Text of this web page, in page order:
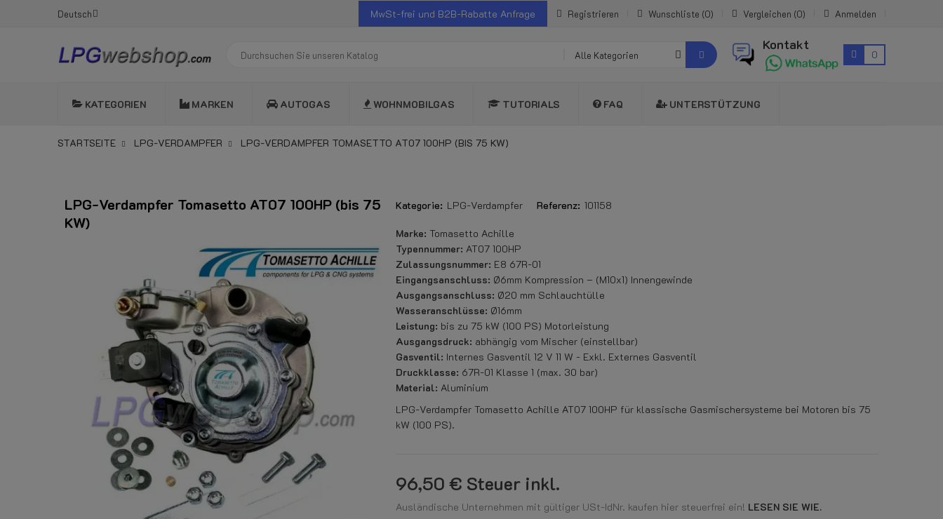
Deutsch MwSt-frei und B2B-Rabatte Anfrage Registrieren Wunschliste 0 Vergleichen 0 Anmelden
Alle Kategorien
Kontakt
0
KATEGORIEN MARKEN AUTOGAS WOHNMOBILGAS TUTORIALS FAQ UNTERSTÜTZUNG
STARTSEITE LPG-VERDAMPFER LPG-VERDAMPFER TOMASETTO AT07 100HP (BIS 75 KW)
LPG-Verdampfer Tomasetto AT07 100HP (bis 75
KW)
Kategorie: LPG-Verdampfer Referenz: 101158
Marke: Tomasetto Achille
Typennummer: AT07 100HP
Zulassungsnummer: E8 67R-01
Eingangsanschluss: Ø6mm Kompression – (M10x1) Innengewinde
Ausgangsanschluss: Ø20 mm Schlauchtülle
Wasseranschlüsse: Ø16mm
Leistung: bis zu 75 kW (100 PS) Motorleistung
Ausgangsdruck: abhängig vom Mischer (einstellbar)
Gasventil: Internes Gasventil 12 V 11 W - Exkl. Externes Gasventil
Druckklasse: 67R-01 Klasse 1 (max. 30 bar)
Material: Aluminium
LPG-Verdampfer Tomasetto Achille AT07 100HP für klassische Gasmischersysteme bei Motoren bis 75
kW (100 PS).
96,50 € Steuer inkl.
Ausländische Unternehmen mit gültiger USt-IdNr. kaufen hier steuerfrei ein! LESEN SIE WIE.